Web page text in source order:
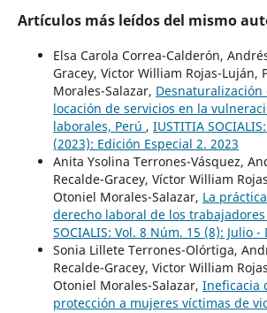
Artículos más leídos del mismo
Elsa Carola Correa-Calderón,
Gracey, Victor William Rojas-Luján,
Morales-Salazar,
locación de servicios en la
laborales, Perú , IUSTITIA
(2023): Edición Especial 2. 2023
Anita Ysolina Terrones-Vásquez,
Recalde-Gracey, Víctor William
Otoniel Morales-Salazar, La
derecho laboral de los trabajadores
SOCIALIS: Vol. 8 Núm. 15 (8): Julio
Sonia Lillete Terrones-Olórtiga,
Recalde-Gracey, Victor William
Otoniel Morales-Salazar, Ineficacia
protección a mujeres víctimas de